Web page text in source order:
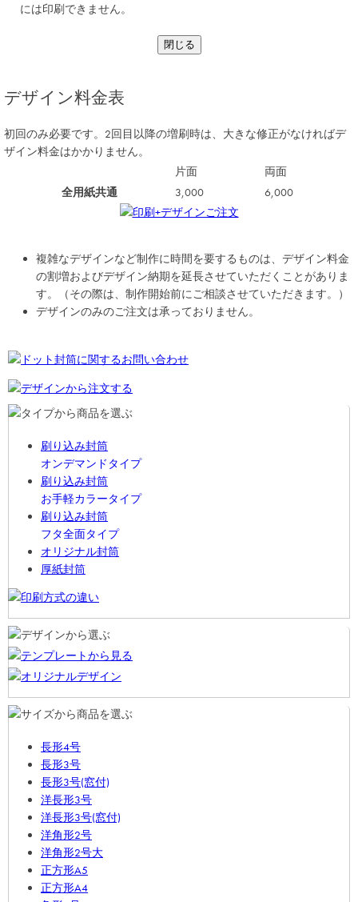
には印刷できません。
閉じる
デザイン料金表
初回のみ必要です。2回目以降の増刷時は、大きな修正がなければデ
ザイン料金はかかりません。
片面
両面
全用紙共通
3,000 6,000
複雑なデザインなど制作に時間を要するものは、デザイン料金
の割増およびデザイン納期を延長させていただくことがありま
す。（その際は、制作開始前にご相談させていただきます。）
デザインのみのご注文は承っておりません。
刷り込み封筒
オンデマンドタイプ
刷り込み封筒
お手軽カラータイプ
刷り込み封筒
フタ全面タイプ
オリジナル封筒
厚紙封筒
長形4号
長形3号
長形3号(窓付)
洋長形3号
洋長形3号(窓付)
洋角形2号
洋角形2号大
正方形A5
正方形A4